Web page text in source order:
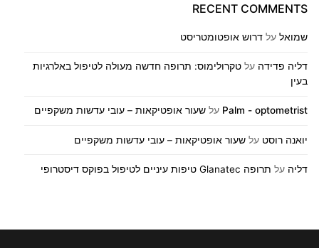
RECENT COMMENTS
שמואל על דרוש אופטומטריסט
דליה פדידה על טקרולימוס: תרופה חדשה מעולה לטיפול באלרגיות
בעין
Palm - optometrist על שעור אופטיקאות – עובי עדשות משקפיים
יואנה רוסט על שעור אופטיקאות – עובי עדשות משקפיים
דליה על תרופה Glanatec טיפות עיניים לטיפול בפוקס דיסטרופי